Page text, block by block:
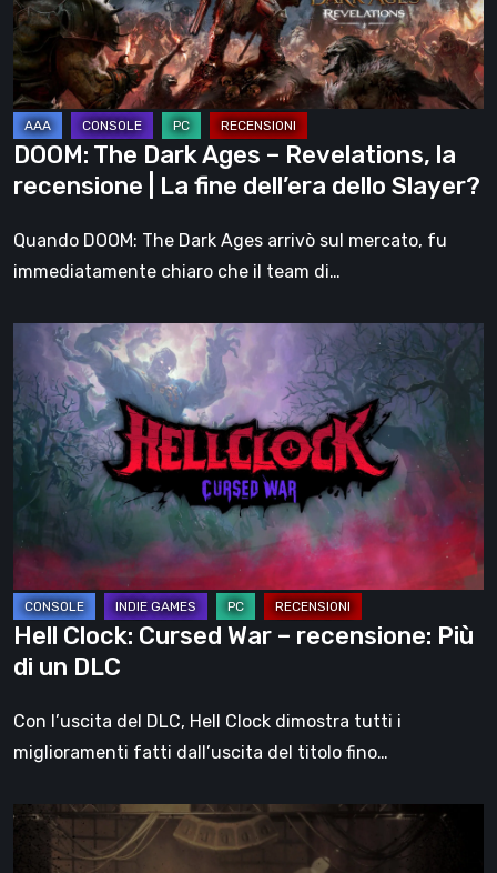
Revelations,
la
recensione
|
La
fine
dell’era
dello
Slayer?
DOOM: The Dark Ages – Revelations, la
recensione | La fine dell’era dello Slayer?
Quando DOOM: The Dark Ages arrivò sul mercato, fu
immediatamente chiaro che il team di…
Clock:
Cursed
War
–
recensione:
di
un
DLC
Hell Clock: Cursed War – recensione: Più
di un DLC
Con l’uscita del DLC, Hell Clock dimostra tutti i
miglioramenti fatti dall’uscita del titolo fino…
Impermanence:
costruire